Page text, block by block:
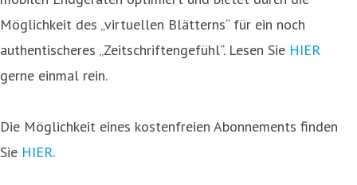
Möglichkeit des „virtuellen Blätterns“ für ein noch
authentischeres „Zeitschriftengefühl“. Lesen Sie HIER
gerne einmal rein.
Die Möglichkeit eines kostenfreien Abonnements finden
Sie HIER.